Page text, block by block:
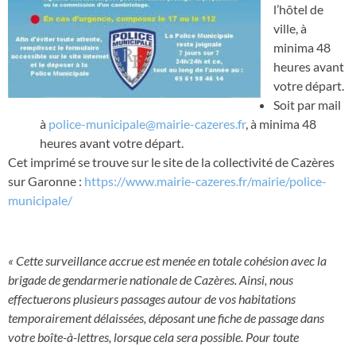
l’hôtel de
ville, à
minima 48
heures avant
votre départ.
Soit par mail
à police-municipale@mairie-cazeres.fr, à minima 48
heures avant votre départ.
Cet imprimé se trouve sur le site de la collectivité de Cazères
sur Garonne : https://www.mairie-cazeres.fr/mairie/police-
municipale/
« Cette surveillance accrue est menée en totale cohésion avec la
brigade de gendarmerie nationale de Cazères. Ainsi, nous
effectuerons plusieurs passages autour de vos habitations
temporairement délaissées, déposant une fiche de passage dans
votre boîte-à-lettres, lorsque cela sera possible. Pour toute